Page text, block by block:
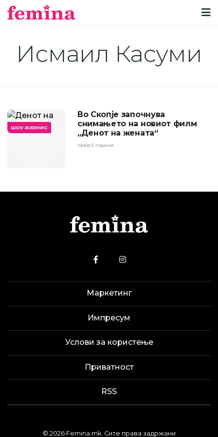
Исмаил Касуми
ШОУ-БИЗНИС
Во Скопје започнува
снимањето на новиот филм
„Денот на жената“
пред 6 години
Маркетинг
Импресум
Услови за користење
Приватност
RSS
© 2026 Femina.mk. Сите права задржани